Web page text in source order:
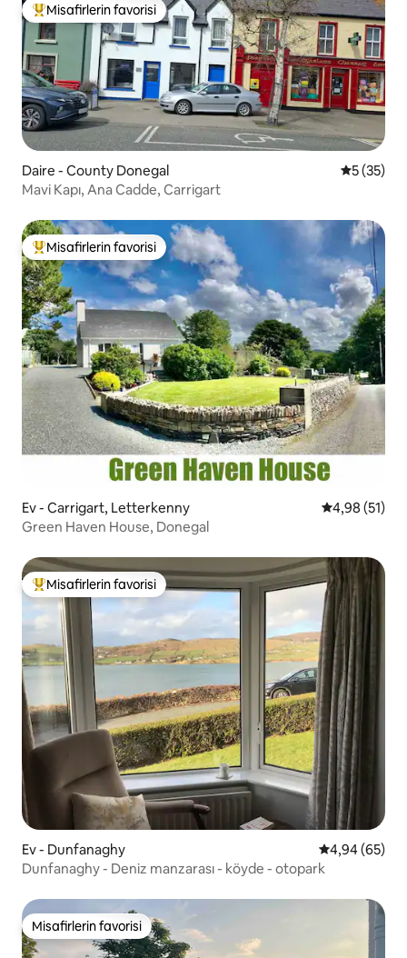
Misafirlerin favorilerinden en beğenilenler arasında
Misafirlerin favorisi
Daire - County Donegal 55 (35)
Mavi Kapı, Ana Cadde, Carrigart
Misafirlerin favorilerinden en beğenilenler arasında
Misafirlerin favorisi
Ev - Carrigart, Letterkenny 5 üzerinden
4,98 (51)
Green Haven House, Donegal
Misafirlerin favorilerinden en beğenilenler arasında
Misafirlerin favorisi
Ev - Dunfanaghy 5 üzerinden
4,94 (65)
Dunfanaghy - Deniz manzarası - köyde - otopark
Misafirlerin favorisi
Misafirlerin favorisi